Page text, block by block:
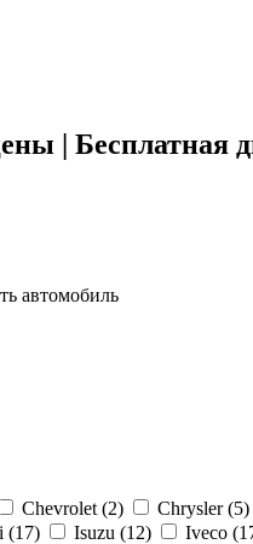
| Бесплатная
автомобиль
Chevrolet (2) Chrysler (5)
(17) Isuzu (12) Iveco (